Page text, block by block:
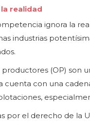
realidad
ignora la
industrias
productores (OP) son
cuenta con una
por el derecho de la